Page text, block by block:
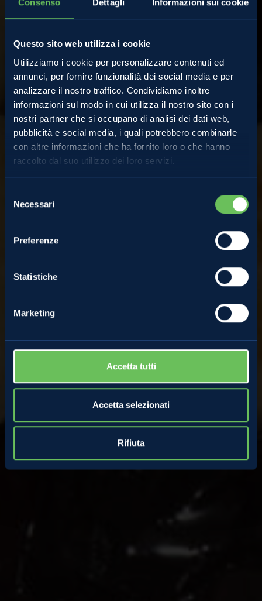
Consenso Dettagli Informazioni sui cookie
Questo sito web utilizza i cookie
Utilizziamo i cookie per personalizzare contenuti ed
annunci, per fornire funzionalità dei social media e per
analizzare il nostro traffico. Condividiamo inoltre
informazioni sul modo in cui utilizza il nostro sito con i
nostri partner che si occupano di analisi dei dati web,
pubblicità e social media, i quali potrebbero combinarle
con altre informazioni che ha fornito loro o che hanno
raccolto dal suo utilizzo dei loro servizi.
delNecessari
Preferenze
Statistiche
Marketing
Accetta tutti
Accetta selezionati
Rifiuta
Ricette
Crostata di ciliegie